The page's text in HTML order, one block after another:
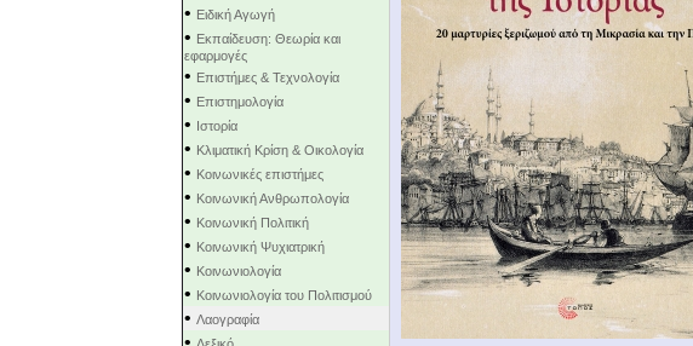
• Ειδική Αγωγή
• Εκπαίδευση: Θεωρία και
εφαρμογές
• Επιστήμες & Τεχνολογία
• Επιστημολογία
• Ιστορία
• Κλιματική Κρίση & Οικολογία
• Κοινωνικές επιστήμες
• Κοινωνική Ανθρωπολογία
• Κοινωνική Πολιτική
• Κοινωνική Ψυχιατρική
• Κοινωνιολογία
• Κοινωνιολογία του Πολιτισμού
• Λαογραφία
•